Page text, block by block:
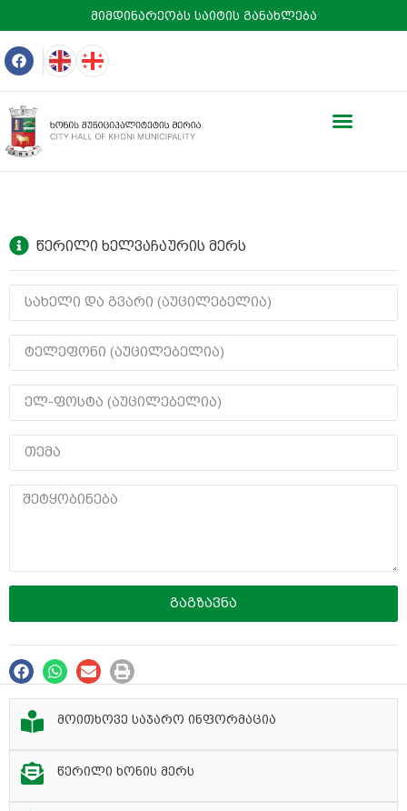
მიმდინარეობს საიტის განახლება
წერილი ხელვაჩაურის მერს
გაგზავნა
მოითხოვე საჯარო ინფორმაცია
წერილი ხონის მერს